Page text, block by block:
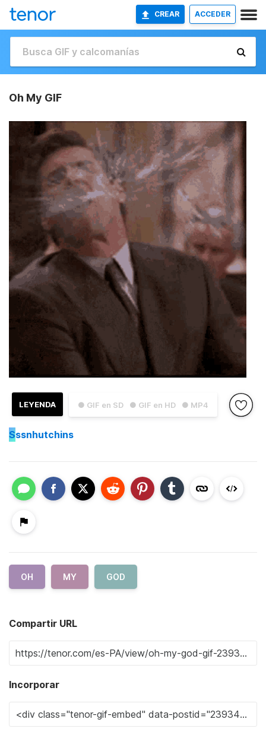
CREAR ACCEDER
Oh My GIF
● GIF en SD ● GIF en HD ● MP4
LEYENDA
Sssnhutchins
OH MY GOD
Compartir URL
Incorporar